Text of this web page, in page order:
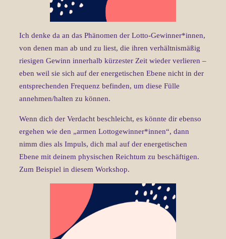
Ich denke da an das Phänomen der Lotto-Gewinner*innen,
von denen man ab und zu liest, die ihren verhältnismäßig
riesigen Gewinn innerhalb kürzester Zeit wieder verlieren –
eben weil sie sich auf der energetischen Ebene nicht in der
entsprechenden Frequenz befinden, um diese Fülle
annehmen/halten zu können.
Wenn dich der Verdacht beschleicht, es könnte dir ebenso
ergehen wie den „armen Lottogewinner*innen“, dann
nimm dies als Impuls, dich mal auf der energetischen
Ebene mit deinem physischen Reichtum zu beschäftigen.
Zum Beispiel in diesem Workshop.